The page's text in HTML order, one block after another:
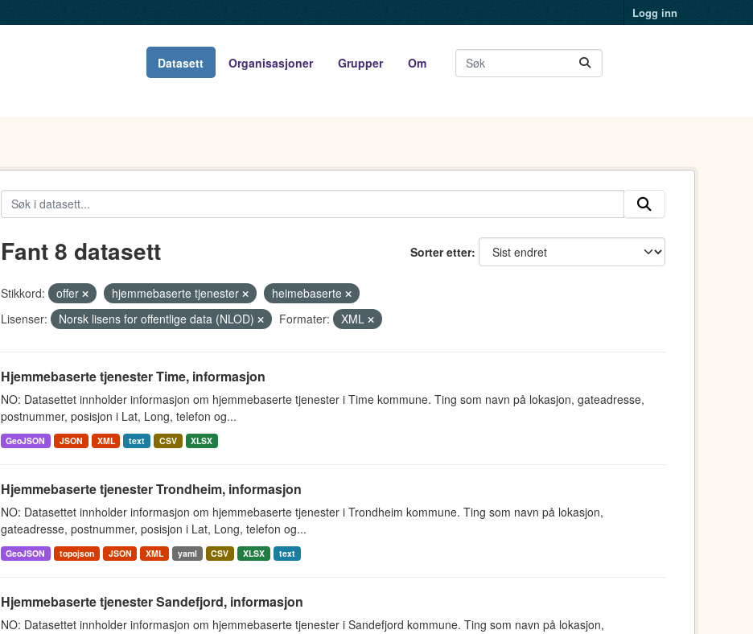
Logg inn
Datasett Organisasjoner Grupper Om
Sorter etter
Fant 8 datasett
Stikkord: offer hjemmebaserte tjenester
heimebaserte
Lisenser:
Norsk lisens for offentlige data (NLOD) Formater: XML
Hjemmebaserte tjenester Time, informasjon
NO: Datasettet innholder informasjon om hjemmebaserte tjenester i Time kommune. Ting som navn på lokasjon, gateadresse,
postnummer, posisjon i Lat, Long, telefon og...
GeoJSON JSON XML text CSV XLSX
Hjemmebaserte tjenester Trondheim, informasjon
NO: Datasettet innholder informasjon om hjemmebaserte tjenester i Trondheim kommune. Ting som navn på lokasjon,
gateadresse, postnummer, posisjon i Lat, Long, telefon og...
GeoJSON topojson JSON XML yaml CSV XLSX text
Hjemmebaserte tjenester Sandefjord, informasjon
NO: Datasettet innholder informasjon om hjemmebaserte tjenester i Sandefjord kommune. Ting som navn på lokasjon,